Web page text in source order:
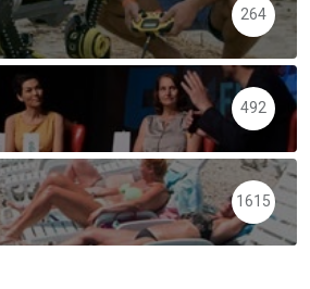
264
492
1615